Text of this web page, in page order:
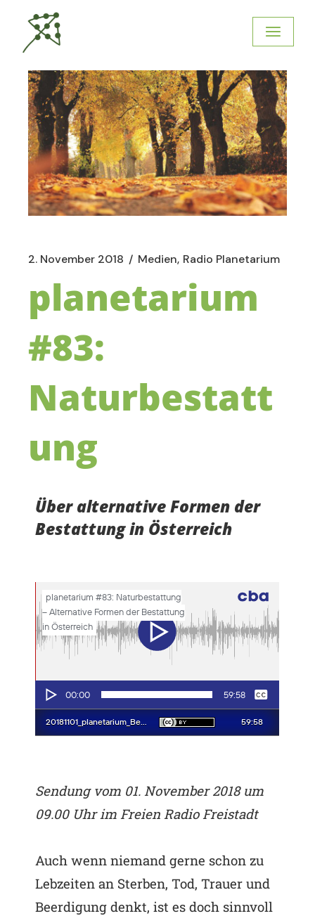
2. November 2018 Medien Radio Planetarium
planetarium
#83:
Naturbestatt
ung
Über alternative Formen der
Bestattung in Österreich
Sendung vom 01. November 2018 um
09.00 Uhr im Freien Radio Freistadt
Auch wenn niemand gerne schon zu
Lebzeiten an Sterben, Tod, Trauer und
Beerdigung denkt, ist es doch sinnvoll